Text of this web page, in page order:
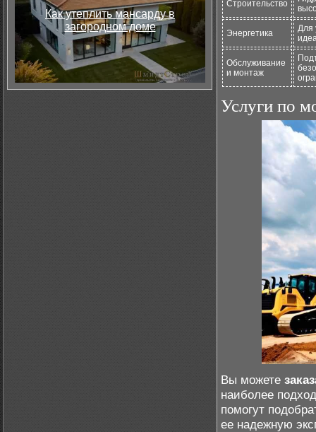
Как утеплить мансарду в
загородном доме
Строительство
Энергетика
Для
Обслуживание
и монтаж
Услуги по
Вы можете
наиболее
помогут
ее надежную